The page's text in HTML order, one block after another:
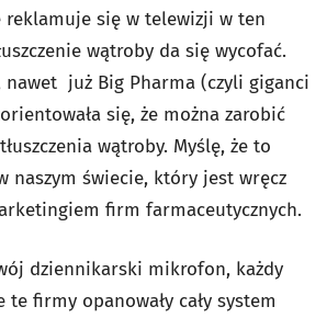
reklamuje się w telewizji w ten
wątroby da się wycofać.
nawet już Big Pharma (czyli giganci
się, że można zarobić
wątroby. Myślę, że to
naszym świecie, który jest wręcz
firm farmaceutycznych.
dziennikarski mikrofon, każdy
te firmy opanowały cały system